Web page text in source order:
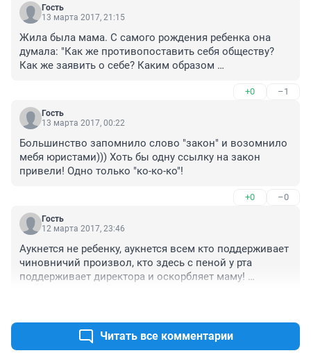
Гость
13 марта 2017, 21:15
Жила была мама. С самого рождения ребенка она
думала: "Как же противопоставить себя обществу?
Как же заявить о себе? Каким образом
Для начала отказалась от прививок. Не сработало.
Тут вам не конец 90-х - общество уже приучено к
таким фортелям. Ладно. На всякий случай отказалась
сколько там ребенку?) жила она, никем не
замечаемая, никому не интересная. Ходил ребенок
сначала в сад, потом в школу. И, что примечательно,
Общество не истерило, и по факту даже знать не
знало, кто там среди них обследован, а кто нет. Ну
непруха прям сплошная! Ну вот как в такой ситуации
можно выделиться? И не известно, сколько бы это
все продолжалось (сдается мне, что как минимум еще
столько же!!!), но тут "на счастье" вышел новый
+0 –1
Гость
13 марта 2017, 00:22
Большинство запомнило слово "закон" и возомнило
мебя юристами))) Хоть бы одну ссылку на закон
привели! Одно только "ко-ко-ко"!
+0 –0
Гость
12 марта 2017, 23:46
Аукнется не ребенку, аукнется всем кто поддерживает
чиновничий произвол, кто здесь с пеной у рта
поддерживает директора и оскорбляет маму!
Читать все комментарии